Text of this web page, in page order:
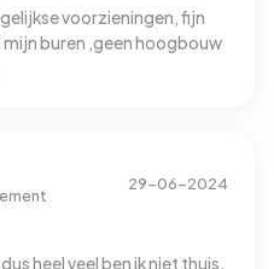
voorzieningen, fijn
buren ,geen hoogbouw
29-06-2024
heel veel ben ik niet thuis.